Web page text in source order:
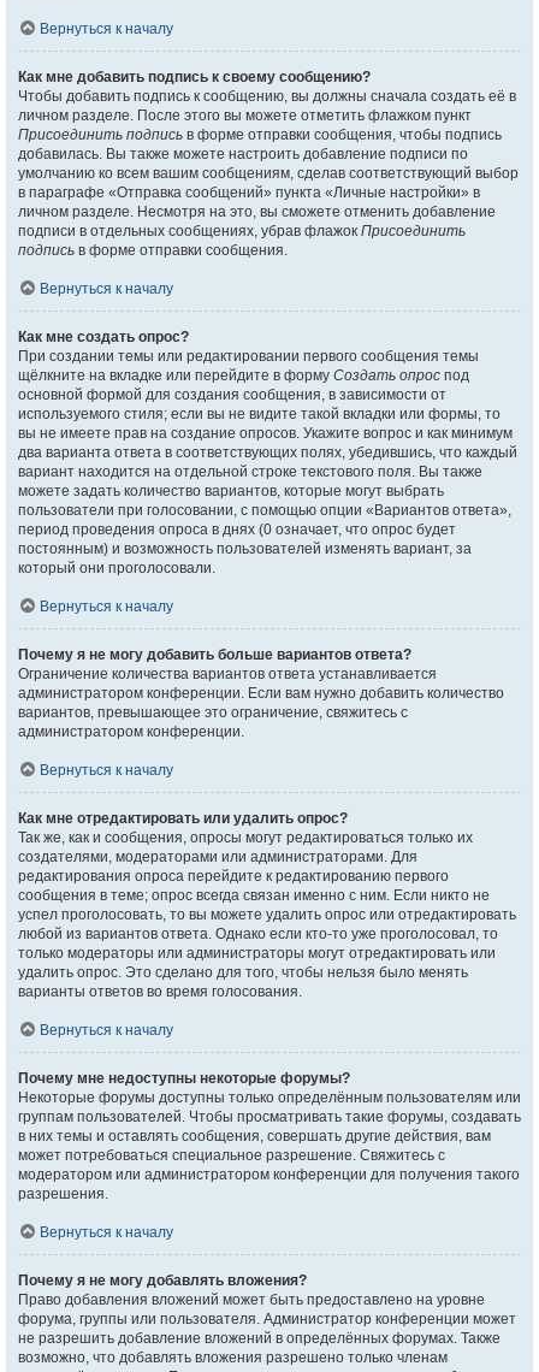
Вернуться к началу
Как мне добавить подпись к своему сообщению?
Чтобы добавить подпись к сообщению, вы должны сначала создать её в
личном разделе. После этого вы можете отметить флажком пункт
Присоединить подпись в форме отправки сообщения, чтобы подпись
добавилась. Вы также можете настроить добавление подписи по
умолчанию ко всем вашим сообщениям, сделав соответствующий выбор
в параграфе «Отправка сообщений» пункта «Личные настройки» в
личном разделе. Несмотря на это, вы сможете отменить добавление
подписи в отдельных сообщениях, убрав флажок Присоединить
подпись в форме отправки сообщения.
Вернуться к началу
Как мне создать опрос?
При создании темы или редактировании первого сообщения темы
щёлкните на вкладке или перейдите в форму Создать опрос под
основной формой для создания сообщения, в зависимости от
используемого стиля; если вы не видите такой вкладки или формы, то
вы не имеете прав на создание опросов. Укажите вопрос и как минимум
два варианта ответа в соответствующих полях, убедившись, что каждый
вариант находится на отдельной строке текстового поля. Вы также
можете задать количество вариантов, которые могут выбрать
пользователи при голосовании, с помощью опции «Вариантов ответа»,
период проведения опроса в днях (0 означает, что опрос будет
постоянным) и возможность пользователей изменять вариант, за
который они проголосовали.
Вернуться к началу
Почему я не могу добавить больше вариантов ответа?
Ограничение количества вариантов ответа устанавливается
администратором конференции. Если вам нужно добавить количество
вариантов, превышающее это ограничение, свяжитесь с
администратором конференции.
Вернуться к началу
Как мне отредактировать или удалить опрос?
Так же, как и сообщения, опросы могут редактироваться только их
создателями, модераторами или администраторами. Для
редактирования опроса перейдите к редактированию первого
сообщения в теме; опрос всегда связан именно с ним. Если никто не
успел проголосовать, то вы можете удалить опрос или отредактировать
любой из вариантов ответа. Однако если кто-то уже проголосовал, то
только модераторы или администраторы могут отредактировать или
удалить опрос. Это сделано для того, чтобы нельзя было менять
варианты ответов во время голосования.
Вернуться к началу
Почему мне недоступны некоторые форумы?
Некоторые форумы доступны только определённым пользователям или
группам пользователей. Чтобы просматривать такие форумы, создавать
в них темы и оставлять сообщения, совершать другие действия, вам
может потребоваться специальное разрешение. Свяжитесь с
модератором или администратором конференции для получения такого
разрешения.
Вернуться к началу
Почему я не могу добавлять вложения?
Право добавления вложений может быть предоставлено на уровне
форума, группы или пользователя. Администратор конференции может
не разрешить добавление вложений в определённых форумах. Также
возможно, что добавлять вложения разрешено только членам